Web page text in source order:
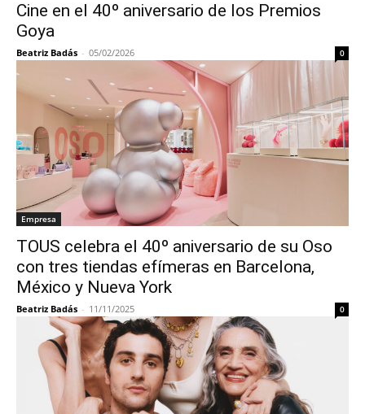
Cine en el 40º aniversario de los Premios
Goya
Beatriz Badás - 05/02/2026 0
Empresa
TOUS celebra el 40º aniversario de su Oso
con tres tiendas efímeras en Barcelona,
México y Nueva York
Beatriz Badás - 11/11/2025 0